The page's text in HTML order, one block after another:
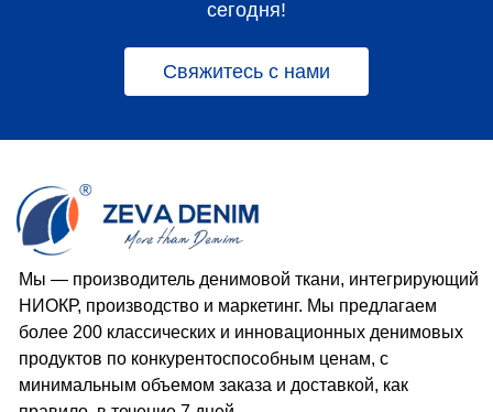
сегодня!
Свяжитесь с нами
Мы — производитель денимовой ткани, интегрирующий
НИОКР, производство и маркетинг. Мы предлагаем
более 200 классических и инновационных денимовых
продуктов по конкурентоспособным ценам, с
минимальным объемом заказа и доставкой, как